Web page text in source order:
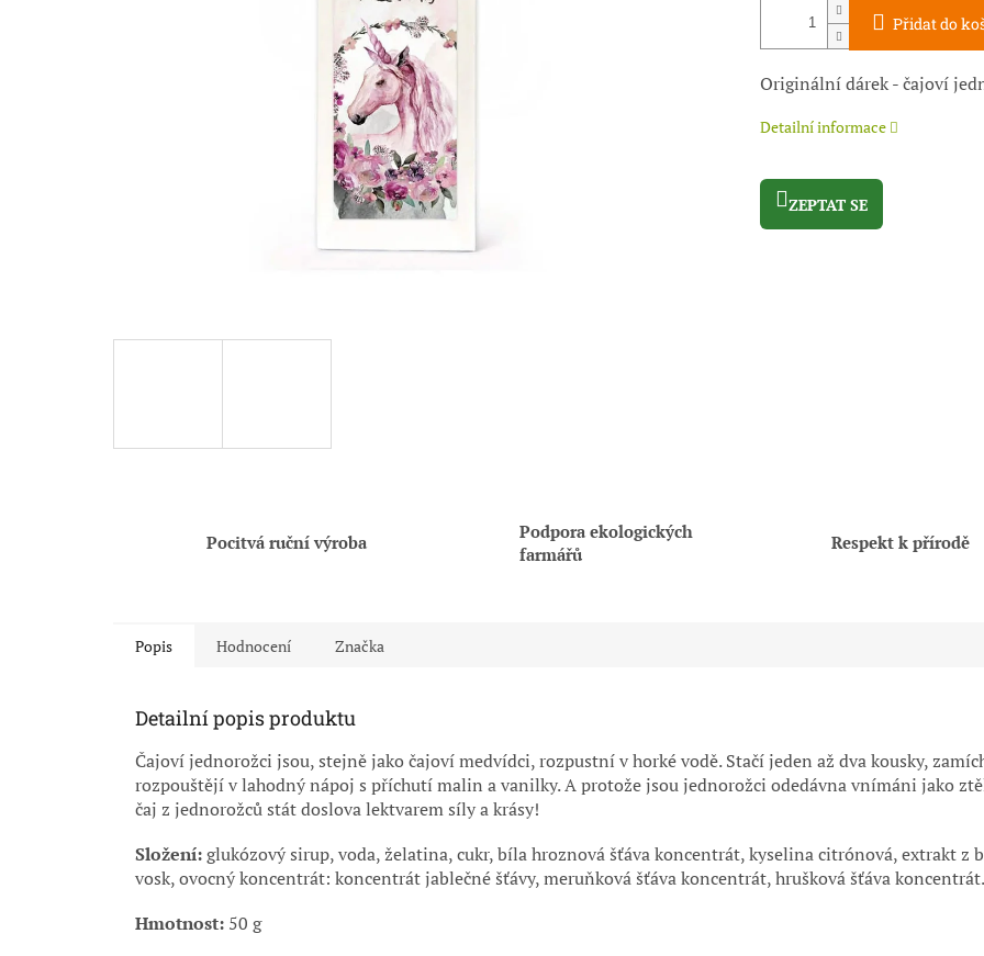
Přidat do
Originální dárek - čajoví
Detailní informace
ZEPTAT SE
Pocitvá ruční výroba
Podpora ekologických
farmářů
Respekt k přírodě
Popis Hodnocení Značka
Detailní popis produktu
Čajoví jednorožci jsou, stejně jako čajoví medvídci, rozpustní v horké vodě. Stačí jeden až dva kousky,
rozpouštějí v lahodný nápoj s příchutí malin a vanilky. A protože jsou jednorožci odedávna vnímáni jako
čaj z jednorožců stát doslova lektvarem síly a krásy!
Složení:glukózový sirup, voda, želatina, cukr, bíla hroznová šťáva koncentrát, kyselina citrónová, extrakt z
vosk, ovocný koncentrát: koncentrát jablečné šťávy, meruňková šťáva koncentrát, hrušková šťáva koncentrát.
Hmotnost: 50 g